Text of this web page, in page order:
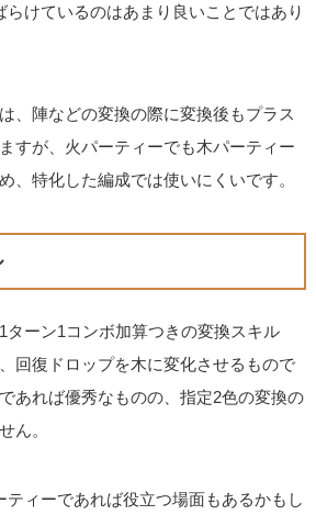
らけているのはあまり良いことではあり
、陣などの変換の際に変換後もプラス
すが、火パーティーでも木パーティー
、特化した編成では使いにくいです。
ターン1コンボ加算つきの変換スキル
回復ドロップを木に変化させるもので
あれば優秀なものの、指定2色の変換の
ん。
ティーであれば役立つ場面もあるかもし